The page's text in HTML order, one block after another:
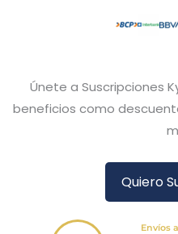
Únete a Suscripciones
beneficios como
Quiero
Envíos a